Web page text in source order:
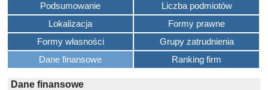
Podsumowanie
Liczba podmiotów
Lokalizacja
Formy prawne
Formy własności
Grupy zatrudnienia
Dane finansowe
Ranking firm
Dane finansowe